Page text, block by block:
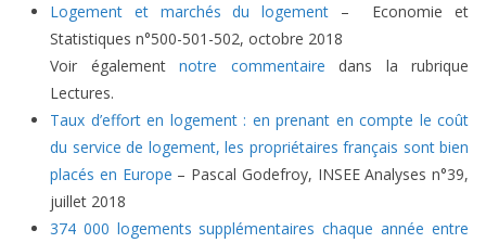
Logement et marchés du logement – Economie et
Statistiques n°500-501-502, octobre 2018
Voir également notre commentaire dans la rubrique
Lectures.
Taux d’effort en logement : en prenant en compte le coût
du service de logement, les propriétaires français sont bien
placés en Europe – Pascal Godefroy, INSEE Analyses n°39,
juillet 2018
374 000 logements supplémentaires chaque année entre